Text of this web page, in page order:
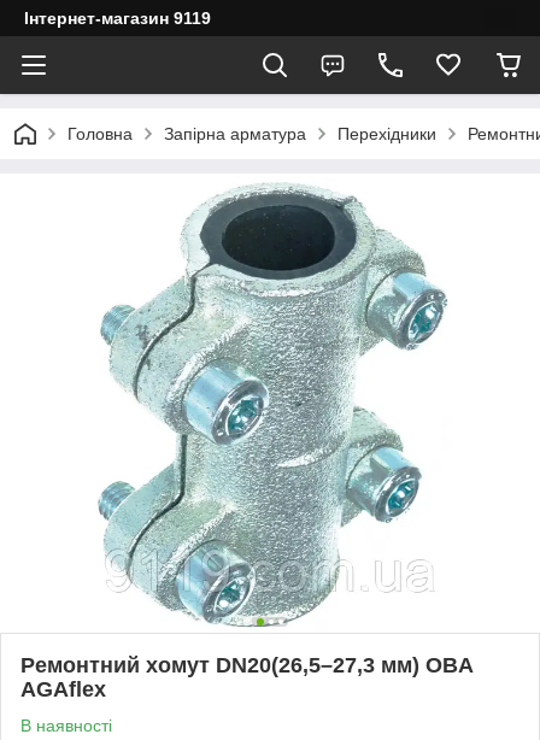
Інтернет-магазин 9119
Головна Запірна арматура Перехідники
Ремонтний хомут DN20(26,5–27,3 мм) OBA
AGAflex
В наявності